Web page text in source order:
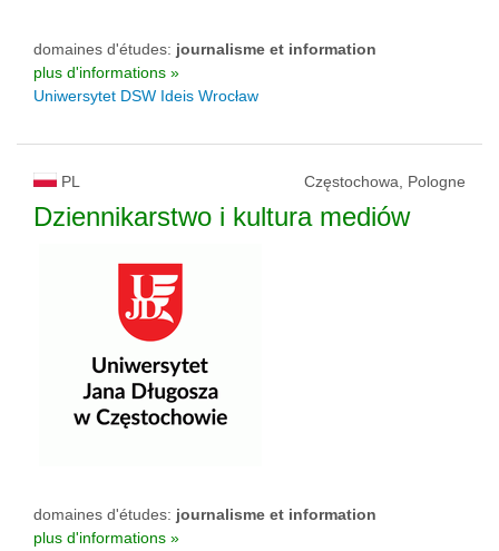
domaines d'études: journalisme et information
plus d'informations »
Uniwersytet DSW Ideis Wrocław
PL Częstochowa, Pologne
Dziennikarstwo i kultura mediów
domaines d'études: journalisme et information
plus d'informations »